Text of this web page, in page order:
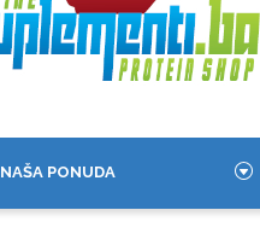
NAŠA PONUDA